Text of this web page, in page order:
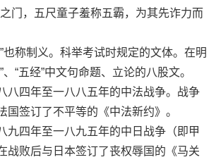
门，五尺童子羞称五霸，为其先诈力而
称制义。科举考试时规定的文体。在明
“五经”中文句命题、立论的八股文。
四年至一八八五年的中法战争。战争
国签订了不平等的《中法新约》。
四年至一八九五年的中日战争（即甲
战败后与日本签订了丧权辱国的《马关